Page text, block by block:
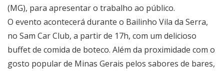
(MG), para apresentar o trabalho ao público.
O evento acontecerá durante o Bailinho Vila da Serra,
no Sam Car Club, a partir de 17h, com um delicioso
buffet de comida de boteco. Além da proximidade com o
gosto popular de Minas Gerais pelos sabores de bares,